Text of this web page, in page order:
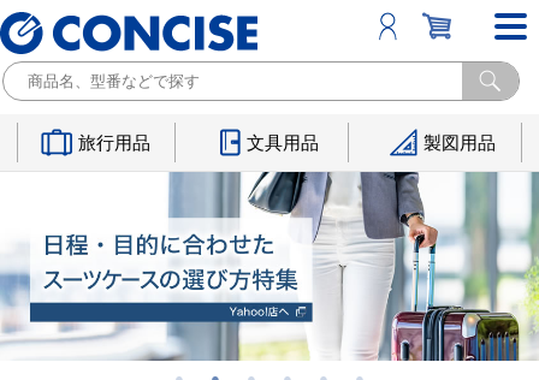
旅行用品 文具用品 製図用品